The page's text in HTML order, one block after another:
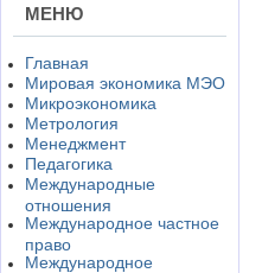
МЕНЮ
Главная
Мировая экономика МЭО
Микроэкономика
Метрология
Менеджмент
Педагогика
Международные
отношения
Международное частное
право
Международное